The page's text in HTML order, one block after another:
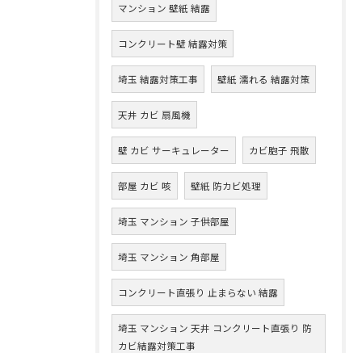
マンション 壁紙 結露
コンクリート壁 結露対策
埼玉 結露対策工事 壁紙 濡れる 結露対策
天井 カビ 扇風機
壁 カビ サーキュレーター カビ胞子 飛散
部屋 カビ 咳 壁紙 防カビ処理
埼玉 マンション 子供部屋
埼玉 マンション 角部屋
コンクリート直張り 止まらない 結露
埼玉 マンション 天井 コンクリート直張り 防
カビ結露対策工事